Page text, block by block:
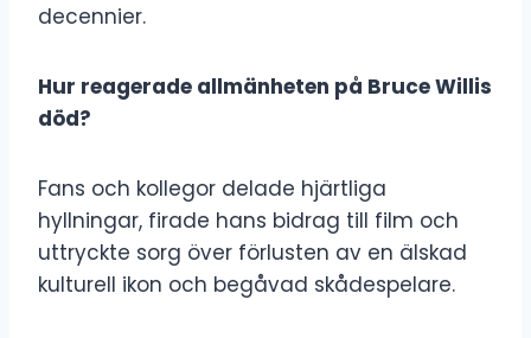
decennier.
Hur reagerade allmänheten på Bruce Willis
död?
Fans och kollegor delade hjärtliga
hyllningar, firade hans bidrag till film och
uttryckte sorg över förlusten av en älskad
kulturell ikon och begåvad skådespelare.